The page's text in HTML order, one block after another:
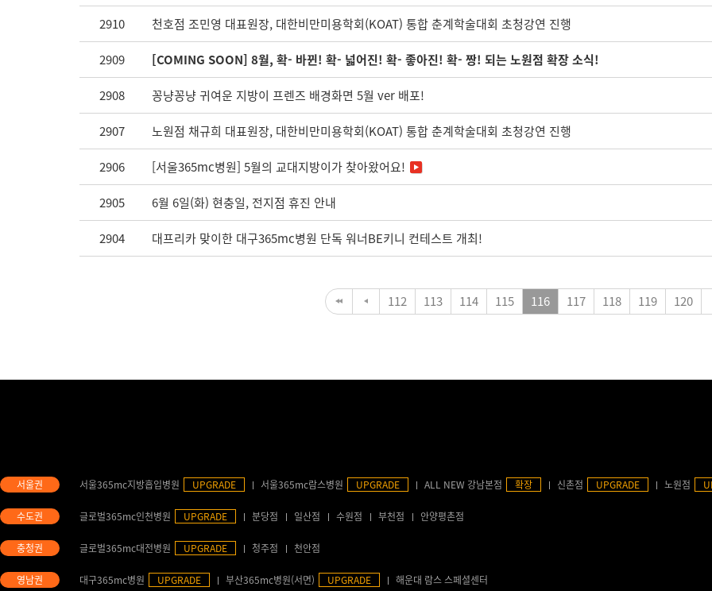
2910 천호점 조민영 대표원장, 대한비만미용학회(KOAT) 통합 춘계학술대회 초청강연 진행
2909 [COMING SOON] 8월, 확- 바뀐! 확- 넓어진! 확- 좋아진! 확- 짱! 되는 노원점 확장 소식!
2908 꽁냥꽁냥 귀여운 지방이 프렌즈 배경화면 5월 ver 배포!
2907 노원점 채규희 대표원장, 대한비만미용학회(KOAT) 통합 춘계학술대회 초청강연 진행
2906 [서울365mc병원] 5월의 교대지방이가 찾아왔어요!
2905 6월 6일(화) 현충일, 전지점 휴진 안내
2904 대프리카 맞이한 대구365mc병원 단독 워너BE키니 컨테스트 개최!
112 113 114 115 116 117 118 119 120
서울365mc지방흡입병원 UPGRADE 서울365mc람스병원 UPGRADE ALL NEW 강남본점 확장 신촌점 UPGRADE 노원점
글로벌365mc인천병원 UPGRADE 분당점 일산점 수원점 부천점 안양평촌점
글로벌365mc대전병원 UPGRADE 청주점 천안점
대구365mc병원 UPGRADE 부산365mc병원(서면) UPGRADE 해운대 람스 스페셜센터